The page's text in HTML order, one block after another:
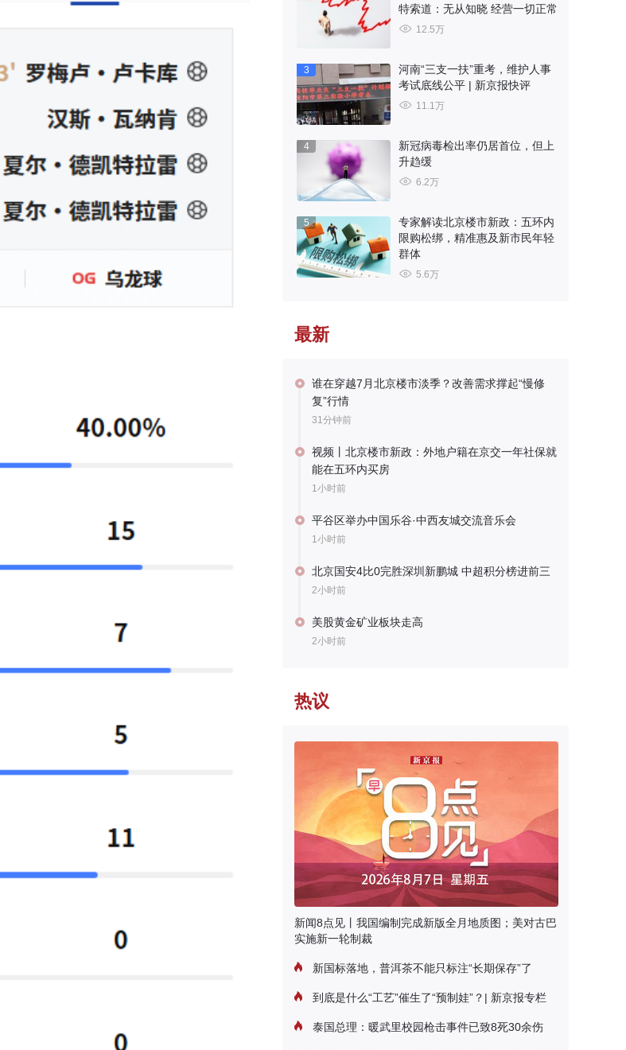
特索道：无从知晓 经营一切正常
12.5万
3
河南“三支一扶”重考，维护人事
考试底线公平 | 新京报快评
11.1万
4
新冠病毒检出率仍居首位，但上
升趋缓
6.2万
5
专家解读北京楼市新政：五环内
限购松绑，精准惠及新市民年轻
群体
5.6万
最新
谁在穿越7月北京楼市淡季？改善需求撑起“慢修
复”行情
31分钟前
视频丨北京楼市新政：外地户籍在京交一年社保就
能在五环内买房
1小时前
平谷区举办中国乐谷·中西友城交流音乐会
1小时前
北京国安4比0完胜深圳新鹏城 中超积分榜进前三
2小时前
美股黄金矿业板块走高
2小时前
热议
新闻8点见丨我国编制完成新版全月地质图；美对古巴
实施新一轮制裁
新国标落地，普洱茶不能只标注“长期保存”了
到底是什么“工艺”催生了“预制娃”？| 新京报专栏
泰国总理：暖武里校园枪击事件已致8死30余伤